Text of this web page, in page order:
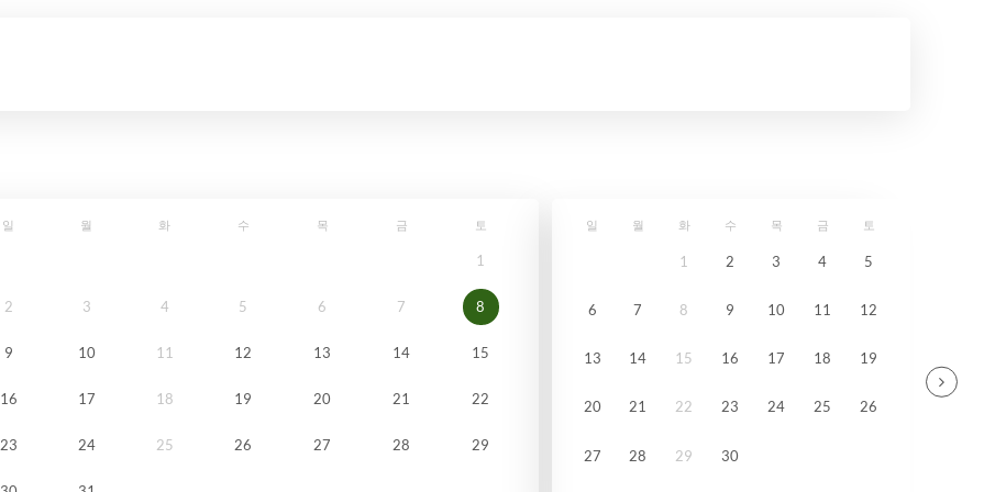
일 월 화 수 목 금 토
1
2 3 4 5 6 7 8
9 10 11 12 13 14 15
16 17 18 19 20 21 22
23 24 25 26 27 28 29
일 월 화 수 목 금 토
1 2 3 4 5
6 7 8 9 10 11 12
13 14 15 16 17 18 19
20 21 22 23 24 25 26
27 28 29 30